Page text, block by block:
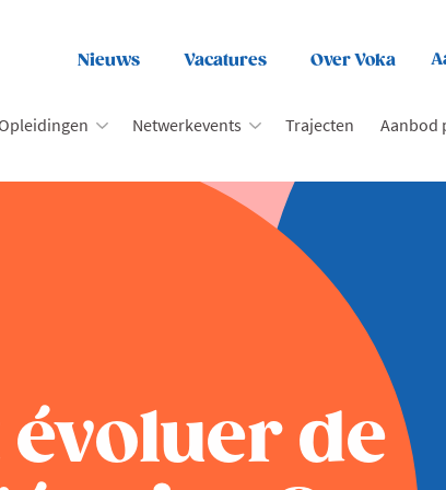
Nieuws Vacatures Over Voka
Netwerkevents Trajecten Aanbod
de